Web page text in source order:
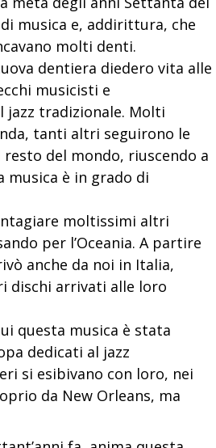
musica e, addirittura, che
molti denti.
dentiera diedero vita alle
musicisti e
jazz tradizionale. Molti
tanti altri seguirono le
del mondo, riuscendo a
musica è in grado di
moltissimi altri
per l’Oceania. A partire
anche da noi in Italia,
dischi arrivati alle loro
questa musica è stata
dedicati al jazz
si esibivano con loro, nei
da New Orleans, ma